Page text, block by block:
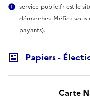
service-public.fr est le
démarches. Méfiez-vous
payants).
Papiers -
Carte